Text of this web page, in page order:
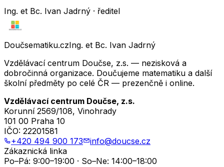
Ing. et Bc. Ivan Jadrný · ředitel
Doučsematiku.czIng. et Bc. Ivan Jadrný
Vzdělávací centrum Doučse, z.s. — nezisková a
dobročinná organizace. Doučujeme matematiku a další
školní předměty po celé ČR — prezenčně i online.
Vzdělávací centrum Doučse, z.s.
Korunní 2569/108, Vinohrady
101 00 Praha 10
IČO: 22201581
+420 494 900 173
info@doucse.cz
Zákaznická linka
Po–Pá: 9:00–19:00 · So–Ne: 14:00–18:00